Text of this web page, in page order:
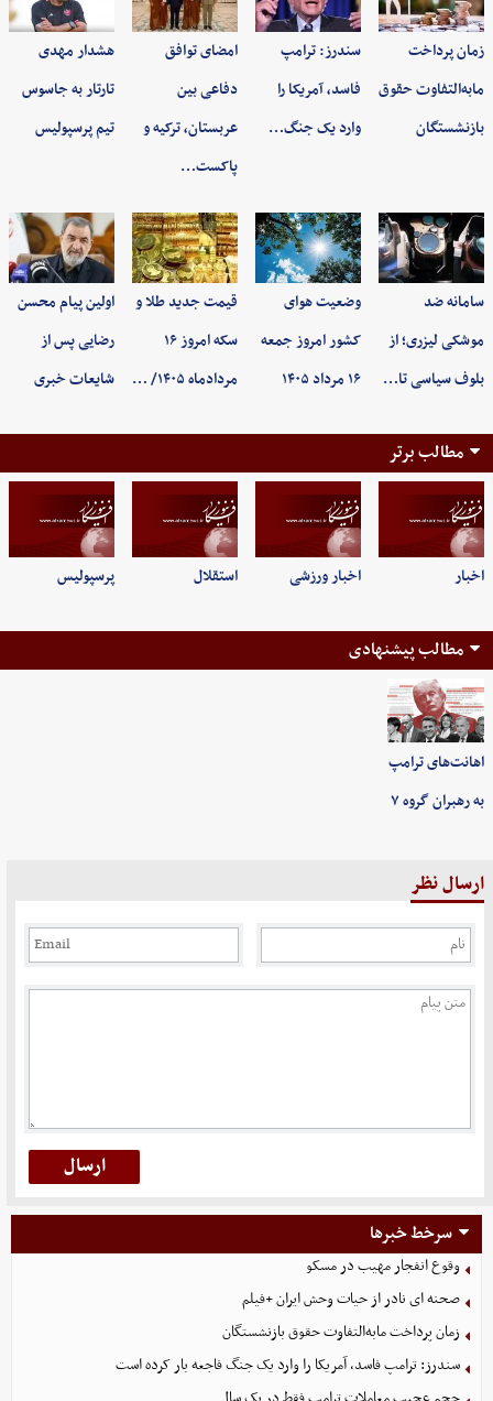
زمان پرداخت
مابه‌التفاوت حقوق
بازنشستگان
سندرز: ترامپ
فاسد، آمریکا را
وارد یک جنگ…
امضای توافق
دفاعی بین
عربستان، ترکیه و
پاکست…
هشدار مهدی
تارتار به جاسوس
تیم پرسپولیس
سامانه ضد
موشکی لیزری؛ از
بلوف سیاسی تا…
وضعیت هوای
کشور امروز جمعه
۱۶ مرداد ۱۴۰۵
قیمت جدید طلا و
سکه امروز ۱۶
مردادماه ۱۴۰۵/ …
اولین پیام محسن
رضایی پس از
شایعات خبری
مطالب برتر
اخبار اخبار ورزشی استقلال پرسپولیس
مطالب پیشنهادی
اهانت‌های ترامپ
به رهبران گروه ۷
ارسال نظر
سرخط خبرها
وقوع انفجار مهیب در مسکو
صحنه ای نادر از حیات وحش ایران +فیلم
زمان پرداخت مابه‌التفاوت حقوق بازنشستگان
سندرز: ترامپ فاسد، آمریکا را وارد یک جنگ فاجعه بار کرده است